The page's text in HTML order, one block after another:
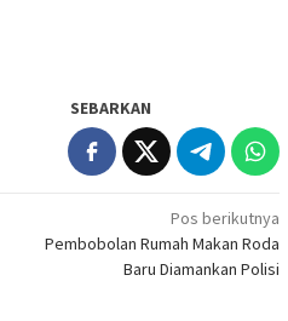
SEBARKAN
Pos berikutnya
Pembobolan Rumah Makan Roda
Baru Diamankan Polisi